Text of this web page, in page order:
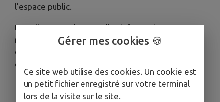
l’espace public.
Dans l'attente de nouvelles informations,nous
remercions les usagers de bien vouloir
conserver temporairement leurs textiles, linges
de maison et chaussures
Gérer mes cookies 🍪
Ce site web utilise des cookies. Un cookie est
un petit fichier enregistré sur votre terminal
lors de la visite sur le site.